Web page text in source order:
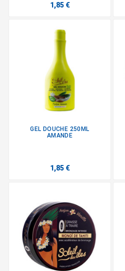
1,85 €
GEL DOUCHE 250ML
AMANDE
1,85 €